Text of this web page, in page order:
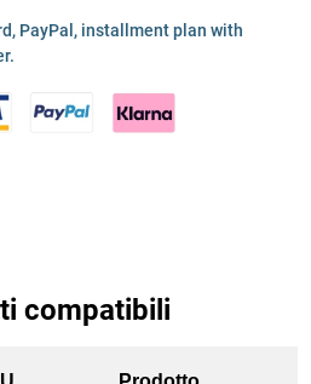
PayPal, installment plan with
compatibili